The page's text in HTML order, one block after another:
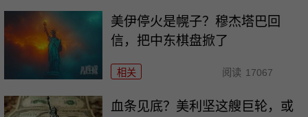
美伊停火是幌子？穆杰塔巴回
信，把中东棋盘掀了
相关 阅读 17067
血条见底？美利坚这艘巨轮，或